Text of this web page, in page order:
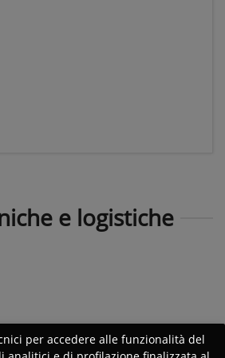
e logistiche
per accedere alle funzionalità del